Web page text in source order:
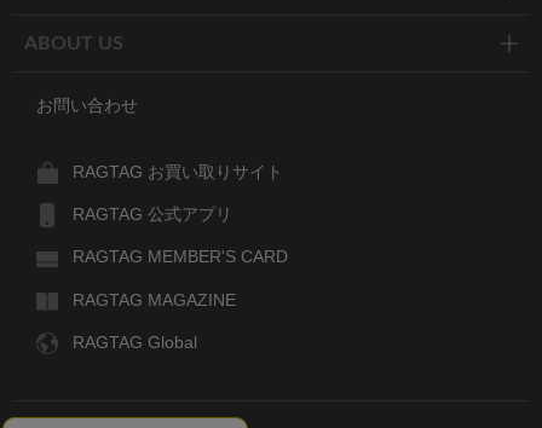
ABOUT US
お問い合わせ
RAGTAG お買い取りサイト
RAGTAG 公式アプリ
RAGTAG MEMBER'S CARD
RAGTAG MAGAZINE
RAGTAG Global